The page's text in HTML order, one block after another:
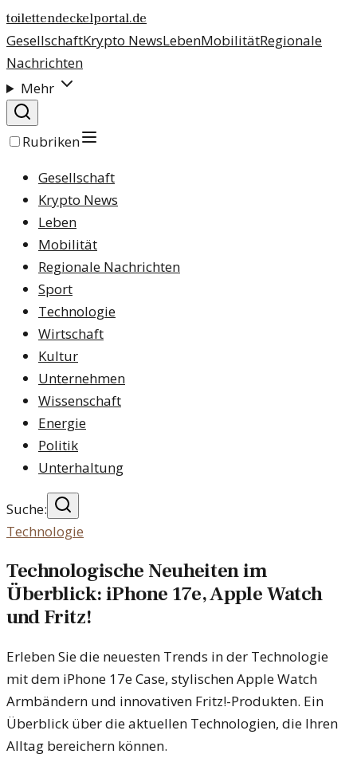
toilettendeckelportal.de
GesellschaftKrypto NewsLebenMobilitätRegionale
Nachrichten
Mehr
Rubriken
Gesellschaft
Krypto News
Leben
Mobilität
Regionale Nachrichten
Sport
Technologie
Wirtschaft
Kultur
Unternehmen
Wissenschaft
Energie
Politik
Unterhaltung
Suche:
Technologie
Technologische Neuheiten im
Überblick: iPhone 17e, Apple Watch
und Fritz!
Erleben Sie die neuesten Trends in der Technologie
mit dem iPhone 17e Case, stylischen Apple Watch
Armbändern und innovativen Fritz!-Produkten. Ein
Überblick über die aktuellen Technologien, die Ihren
Alltag bereichern können.